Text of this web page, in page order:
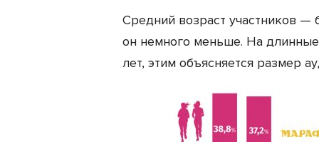
Средний возраст участников
он немного меньше. На
лет, этим объясняется размер